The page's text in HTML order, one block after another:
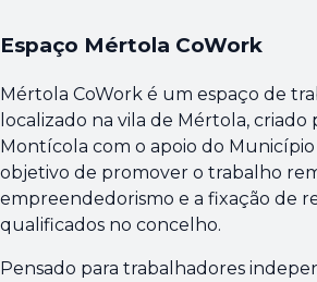
Espaço Mértola CoWork
Mértola CoWork é um espaço de
localizado na vila de Mértola, criado
Montícola com o apoio do
objetivo de promover o trabalho
empreendedorismo e a fixação de
qualificados no concelho.
Pensado para trabalhadores